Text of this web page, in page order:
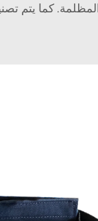
المظلمة. كما يتم